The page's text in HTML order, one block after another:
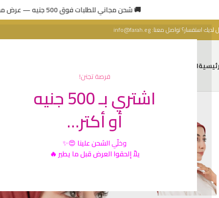
فرصة تجنن!
اشتري بـ 500 جنيه
أو أكتر…
وخلّيالشحن علينا😍✨
يلاّ إلحقوا العرض قبل ما يطير 🔥
🚚 شحن مجاني للطلبات فوق 500 جنيه — عرض محدود 🔥
لديك استفسار؟ تواصل معنا:info@farah.eg
المتجر